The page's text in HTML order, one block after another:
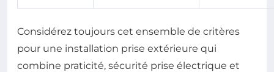
Considérez toujours cet ensemble de critères
pour une installation prise extérieure qui
combine praticité, sécurité prise électrique et